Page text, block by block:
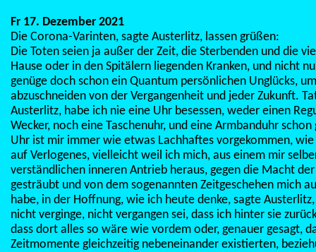
Fr 17. Dezember 2021
Die Corona-Varinten, sagte Austerlitz, lassen grüßen:
Die Toten seien ja außer der Zeit, die Sterbenden und die
Hause oder in den Spitälern liegenden Kranken, und nicht
genüge doch schon ein Quantum persönlichen Unglücks,
abzuschneiden von der Vergangenheit und jeder Zukunft.
Austerlitz, habe ich nie eine Uhr besessen, weder einen
Wecker, noch eine Taschenuhr, und eine Armbanduhr
Uhr ist mir immer wie etwas Lachhaftes vorgekommen,
auf Verlogenes, vielleicht weil ich mich, aus einem mir
verständlichen inneren Antrieb heraus, gegen die Macht
gesträubt und von dem sogenannten Zeitgeschehen mich
habe, in der Hoffnung, wie ich heute denke, sagte
nicht verginge, nicht vergangen sei, dass ich hinter sie
dass dort alles so wäre wie vordem oder, genauer gesagt,
Zeitmomente gleichzeitig nebeneinander existierten,